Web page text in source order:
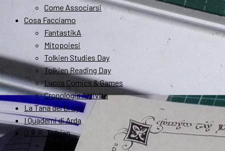
Come Associarsi
Cosa Facciamo
FantastikA
Mitopoiesi
Tolkien Studies Day
Tolkien Reading Day
Lucca Comics & Games
Cronologia Attività
La Tana del Drago
I Quaderni di Arda
J.R.R. Tolkien
La vita